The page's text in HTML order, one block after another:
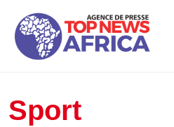
Sport